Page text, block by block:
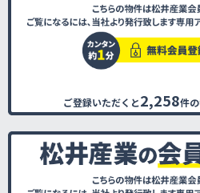
ご登録いただくと2,258件